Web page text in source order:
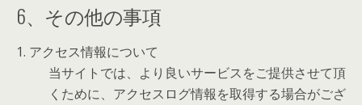
6、その他の事項
1. アクセス情報について
当サイトでは、より良いサービスをご提供させて頂
くために、アクセスログ情報を取得する場合がござ